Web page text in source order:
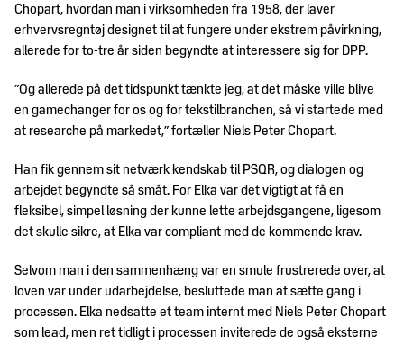
Chopart, hvordan man i virksomheden fra 1958, der laver
erhvervsregntøj designet til at fungere under ekstrem påvirkning,
allerede for to-tre år siden begyndte at interessere sig for DPP.
”Og allerede på det tidspunkt tænkte jeg, at det måske ville blive
en gamechanger for os og for tekstilbranchen, så vi startede med
at researche på markedet,” fortæller Niels Peter Chopart.
Han fik gennem sit netværk kendskab til PSQR, og dialogen og
arbejdet begyndte så småt. For Elka var det vigtigt at få en
fleksibel, simpel løsning der kunne lette arbejdsgangene, ligesom
det skulle sikre, at Elka var compliant med de kommende krav.
Selvom man i den sammenhæng var en smule frustrerede over, at
loven var under udarbejdelse, besluttede man at sætte gang i
processen. Elka nedsatte et team internt med Niels Peter Chopart
som lead, men ret tidligt i processen inviterede de også eksterne